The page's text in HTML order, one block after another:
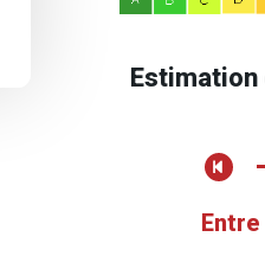
Estimation